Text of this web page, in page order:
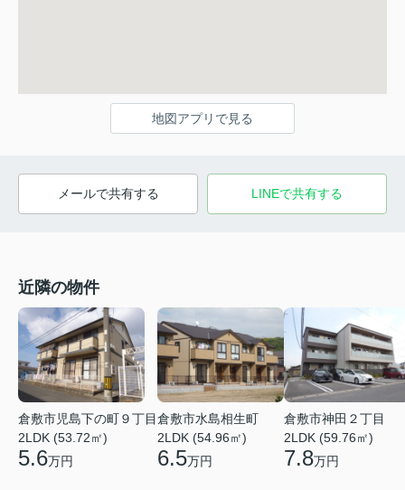
地図アプリで見る
メールで共有する LINEで共有する
近隣の物件
倉敷市児島下の町９丁目
2LDK (53.72㎡)
5.6万円
倉敷市水島相生町
2LDK (54.96㎡)
6.5万円
倉敷市神田２丁目
2LDK (59.76㎡)
7.8万円